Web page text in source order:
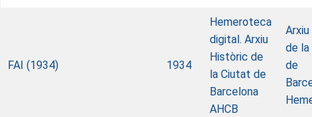
FAI (1934) 1934
Hemeroteca
digital. Arxiu
Històric de
la Ciutat de
Barcelona
AHCB
de
de